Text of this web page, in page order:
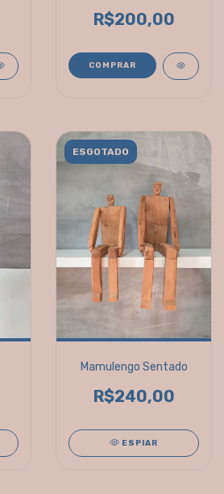
R$200,00
COMPRAR
ESGOTADO
Mamulengo Sentado
R$240,00
ESPIAR